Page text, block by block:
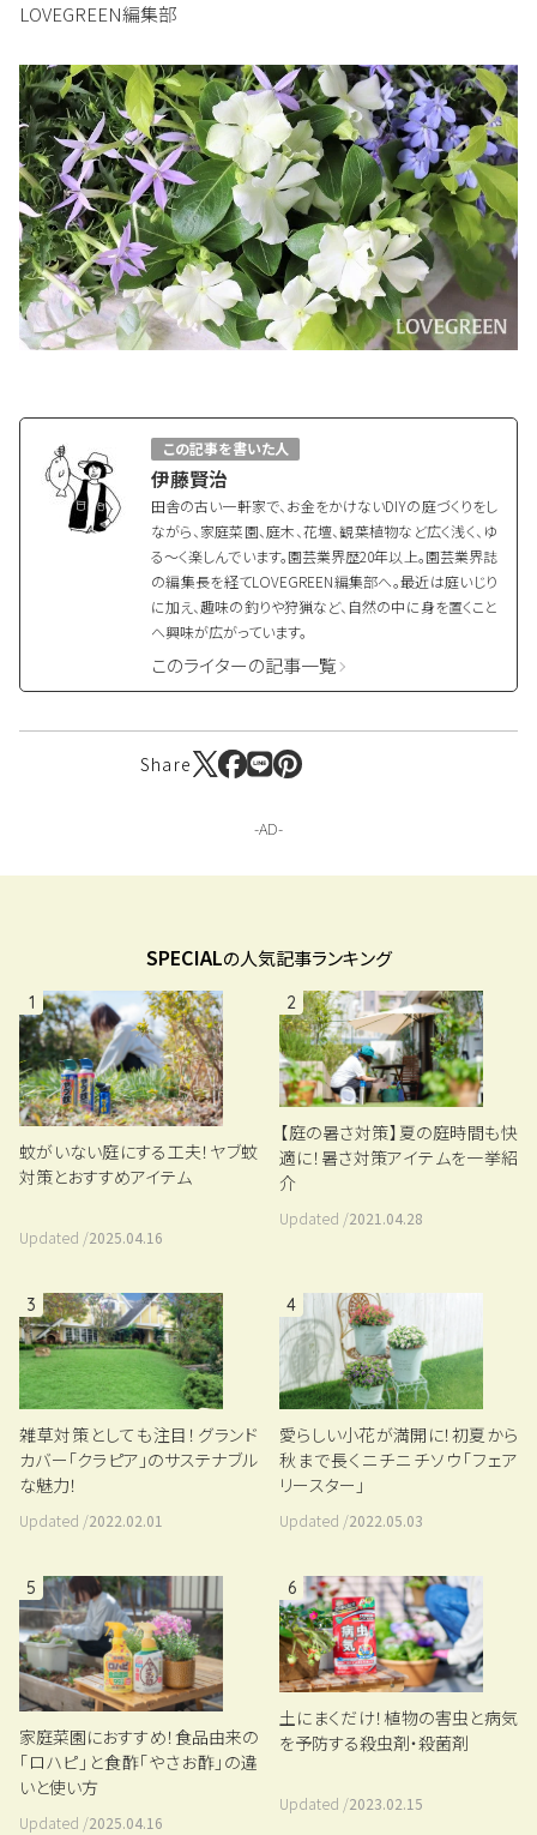
LOVEGREEN編集部
この記事を書いた人
伊藤賢治
田舎の古い一軒家で、お金をかけないDIYの庭づくりをし
ながら、家庭菜園、庭木、花壇、観葉植物など広く浅く、ゆ
る～く楽しんでいます。園芸業界歴20年以上。園芸業界誌
の編集長を経てLOVEGREEN編集部へ。最近は庭いじり
に加え、趣味の釣りや狩猟など、自然の中に身を置くこと
へ興味が広がっています。
このライターの記事一覧
Share
SPECIALの人気記事ランキング
1
蚊がいない庭にする工夫！ヤブ蚊
対策とおすすめアイテム
Updated /2025.04.16
2
【庭の暑さ対策】夏の庭時間も快
適に！暑さ対策アイテムを一挙紹
介
Updated /2021.04.28
3
雑草対策としても注目！グランド
カバー「クラピア」のサステナブル
な魅力！
Updated /2022.02.01
4
愛らしい小花が満開に！初夏から
秋まで長くニチニチソウ「フェア
リースター」
Updated /2022.05.03
5
家庭菜園におすすめ！食品由来の
「ロハピ」と食酢「やさお酢」の違
いと使い方
Updated /2025.04.16
6
土にまくだけ！植物の害虫と病気
を予防する殺虫剤・殺菌剤
Updated /2023.02.15